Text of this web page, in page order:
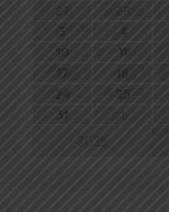
27
28
3
4
10
11
17
18
24
25
31